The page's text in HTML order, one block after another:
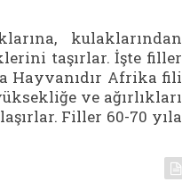
kulaklarından
taşırlar. İşte filler
Hayvanıdır Afrika fili
ve ağırlıkları
Filler 60-70 yıla